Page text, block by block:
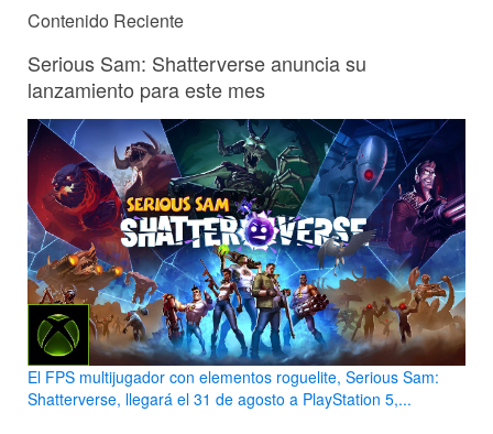
Contenido Reciente
Serious Sam: Shatterverse anuncia su
lanzamiento para este mes
El FPS multijugador con elementos roguelite, Serious Sam:
Shatterverse, llegará el 31 de agosto a PlayStation 5,...